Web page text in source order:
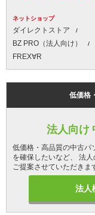
ネットショップ
ダイレクトストア
BZ PRO（法人向け）
FREX∀R
低価格
法人向け
低価格・高品質の中古パ
を確保したいなど、 法
ご提案させていただきま
法人